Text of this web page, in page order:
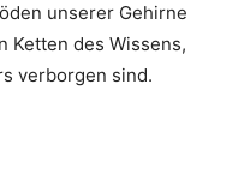
unserer Gehirne
Ketten des Wissens,
verborgen sind.